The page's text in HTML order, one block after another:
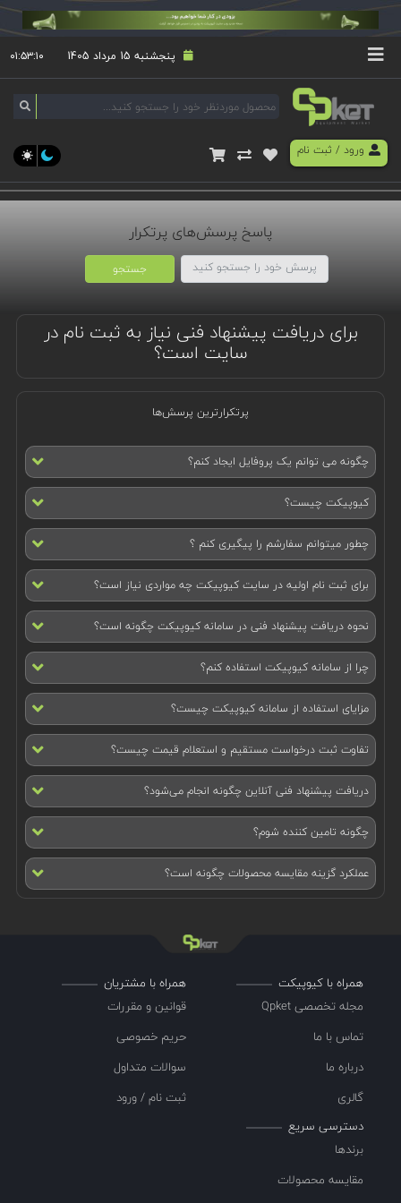
پنجشنبه 15 مرداد 1405 ۰۱:۵۳:۱۰
ورود/ ثبت نام
پاسخ پرسش‌های پرتکرار
جستجو
برای دریافت پیشنهاد فنی نیاز به ثبت نام در
سایت است؟
پرتکرارترین پرسش‌ها
چگونه می توانم یک پروفایل ایجاد کنم؟
کیوپیکت چیست؟
چطور میتوانم سفارشم را پیگیری کنم ؟
برای ثبت نام اولیه در سایت کیوپیکت چه مواردی نیاز است؟
نحوه دریافت پیشنهاد فنی در سامانه کیوپیکت چگونه است؟
چرا از سامانه کیوپیکت استفاده کنم؟
مزایای استفاده از سامانه کیوپیکت چیست؟
تفاوت ثبت درخواست مستقیم و استعلام قیمت چیست؟
دریافت پیشنهاد فنی آنلاین چگونه انجام می‌شود؟
چگونه تامین کننده شوم؟
عملکرد گزینه مقایسه محصولات چگونه است؟
همراه با کیوپیکت
مجله تخصصی Qpket
تماس با ما
درباره ما
گالری
همراه با مشتریان
قوانین و مقررات
حریم خصوصی
سوالات متداول
ثبت نام / ورود
دسترسی سریع
برندها
مقایسه محصولات